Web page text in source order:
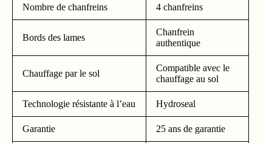
Nombre de chanfreins 4 chanfreins
Bords des lames
Chanfrein
authentique
Chauffage par le sol
Compatible avec le
chauffage au sol
Technologie résistante à l’eau Hydroseal
Garantie 25 ans de garantie